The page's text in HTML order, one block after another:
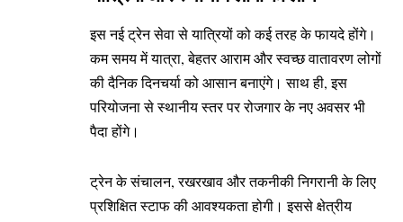
इस नई ट्रेन सेवा से यात्रियों को कई तरह के फायदे होंगे।
कम समय में यात्रा, बेहतर आराम और स्वच्छ वातावरण लोगों
की दैनिक दिनचर्या को आसान बनाएंगे। साथ ही, इस
परियोजना से स्थानीय स्तर पर रोजगार के नए अवसर भी
पैदा होंगे।
ट्रेन के संचालन, रखरखाव और तकनीकी निगरानी के लिए
प्रशिक्षित स्टाफ की आवश्यकता होगी। इससे क्षेत्रीय